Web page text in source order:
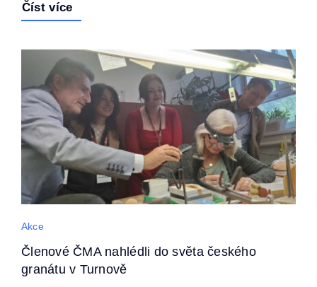
Číst více
Akce
Členové ČMA nahlédli do světa českého
granátu v Turnově